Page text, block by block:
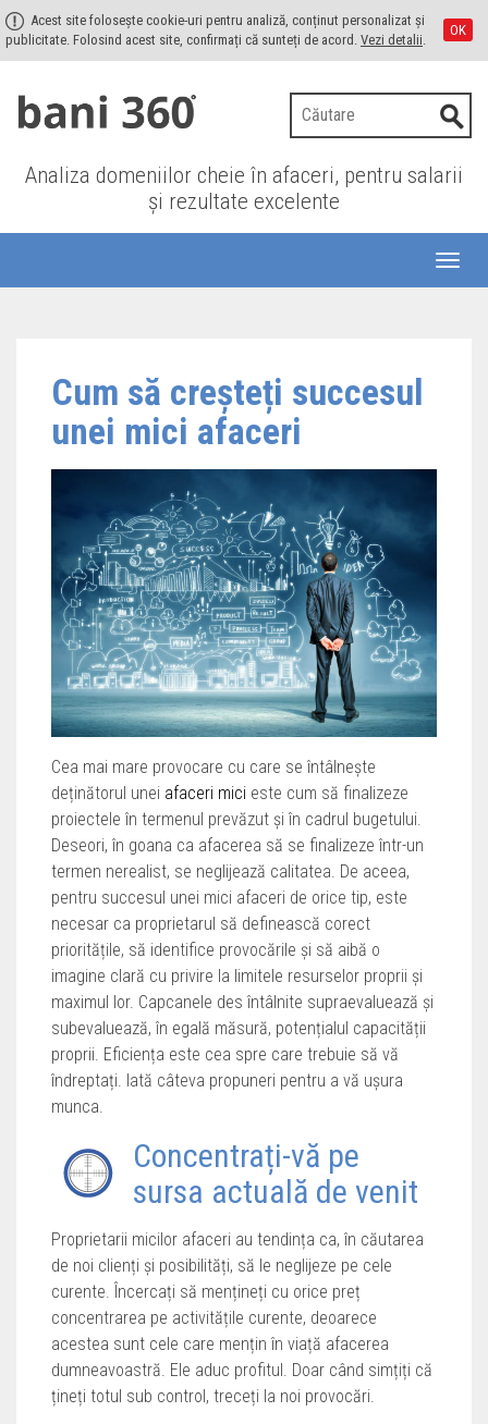
Acest site folosește cookie-uri pentru analiză, conținut personalizat și
publicitate. Folosind acest site, confirmați că sunteți de acord. Vezi detalii.
OK
Analiza domeniilor cheie în afaceri, pentru salarii
şi rezultate excelente
Cum să creșteți succesul
unei mici afaceri
Cea mai mare provocare cu care se întâlnește
deținătorul unei afaceri mici este cum să finalizeze
proiectele în termenul prevăzut și în cadrul bugetului.
Deseori, în goana ca afacerea să se finalizeze într-un
termen nerealist, se neglijează calitatea. De aceea,
pentru succesul unei mici afaceri de orice tip, este
necesar ca proprietarul să definească corect
prioritățile, să identifice provocările și să aibă o
imagine clară cu privire la limitele resurselor proprii și
maximul lor. Capcanele des întâlnite supraevaluează și
subevaluează, în egală măsură, potențialul capacității
proprii. Eficiența este cea spre care trebuie să vă
îndreptați. Iată câteva propuneri pentru a vă ușura
munca.
Concentrați-vă pe
sursa actuală de venit
Proprietarii micilor afaceri au tendința ca, în căutarea
de noi clienți și posibilități, să le neglijeze pe cele
curente. Încercați să mențineți cu orice preț
concentrarea pe activitățile curente, deoarece
acestea sunt cele care mențin în viață afacerea
dumneavoastră. Ele aduc profitul. Doar când simțiți că
țineți totul sub control, treceți la noi provocări.